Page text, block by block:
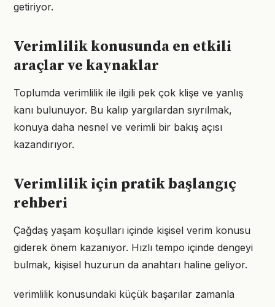
getiriyor.
Verimlilik konusunda en etkili
araçlar ve kaynaklar
Toplumda verimlilik ile ilgili pek çok klişe ve yanlış
kanı bulunuyor. Bu kalıp yargılardan sıyrılmak,
konuya daha nesnel ve verimli bir bakış açısı
kazandırıyor.
Verimlilik için pratik başlangıç
rehberi
Çağdaş yaşam koşulları içinde kişisel verim konusu
giderek önem kazanıyor. Hızlı tempo içinde dengeyi
bulmak, kişisel huzurun da anahtarı haline geliyor.
verimlilik konusundaki küçük başarılar zamanla